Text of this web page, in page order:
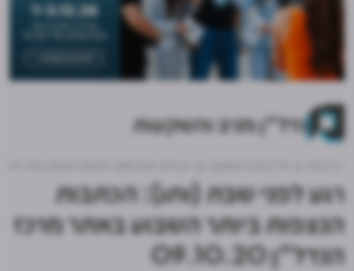
נדל"ן מניב והשקעות
רגע לפני שבת (וחג): הכתבות
הנצפות ביותר השבוע באתר מרכז
הנדל"ן 09.10.20